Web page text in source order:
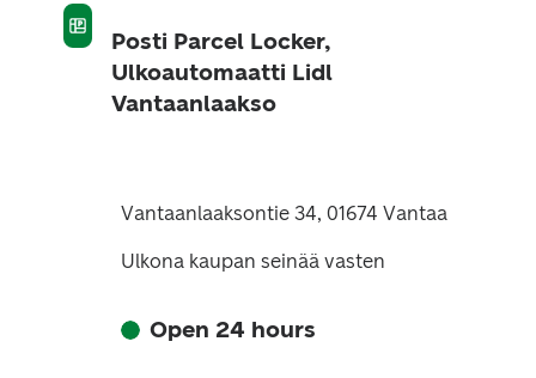
Posti Parcel Locker,
Ulkoautomaatti Lidl
Vantaanlaakso
Vantaanlaaksontie 34, 01674 Vantaa
Ulkona kaupan seinää vasten
Open 24 hours